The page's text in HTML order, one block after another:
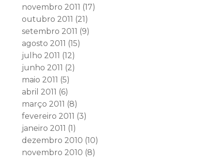
novembro 2011 (17)
outubro 2011 (21)
setembro 2011 (9)
agosto 2011 (15)
julho 2011 (12)
junho 2011 (2)
maio 2011 (5)
abril 2011 (6)
março 2011 (8)
fevereiro 2011 (3)
janeiro 2011 (1)
dezembro 2010 (10)
novembro 2010 (8)